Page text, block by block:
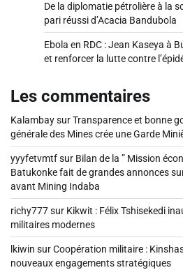
De la diplomatie pétrolière à la
pari réussi d’Acacia Bandubola
Ebola en RDC : Jean Kaseya à
et renforcer la lutte contre
Les commentaires
KalambaysurTransparence et bonne
générale des Mines crée une Garde
yyyfetvmtfsur Bilan de la ” Mission
Batukonke fait de grandes annonces
avant Mining Indaba
richy777sur Kikwit : Félix Tshisekedi
militaires modernes
lkiwin surCoopération militaire :
nouveaux engagements stratégiques